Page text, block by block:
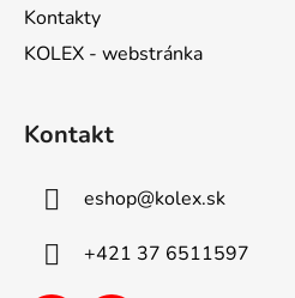
Kontakty
KOLEX - webstránka
Kontakt
eshop@kolex.sk
+421 37 6511597